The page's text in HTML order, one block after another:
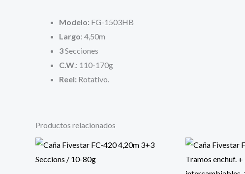
Modelo: FG-1503HB
Largo: 4,50m
3Secciones
C.W .: 110-170g
Reel: Rotativo.
Productos relacionados